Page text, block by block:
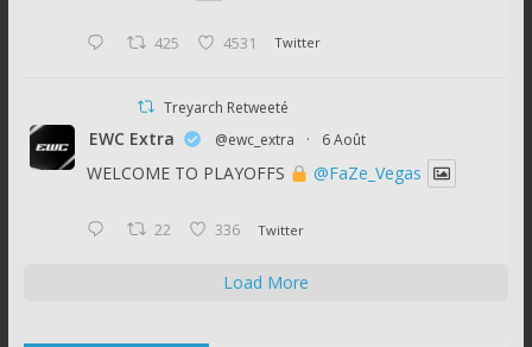
425 4531 Twitter
Treyarch Retweeté
EWC Extra @ewc_extra · 6 Août
WELCOME TO PLAYOFFS @FaZe_Vegas
22 336 Twitter
Load More